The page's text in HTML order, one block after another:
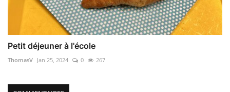
Petit déjeuner à l'école
ThomasV Jan 25, 2024 0 267